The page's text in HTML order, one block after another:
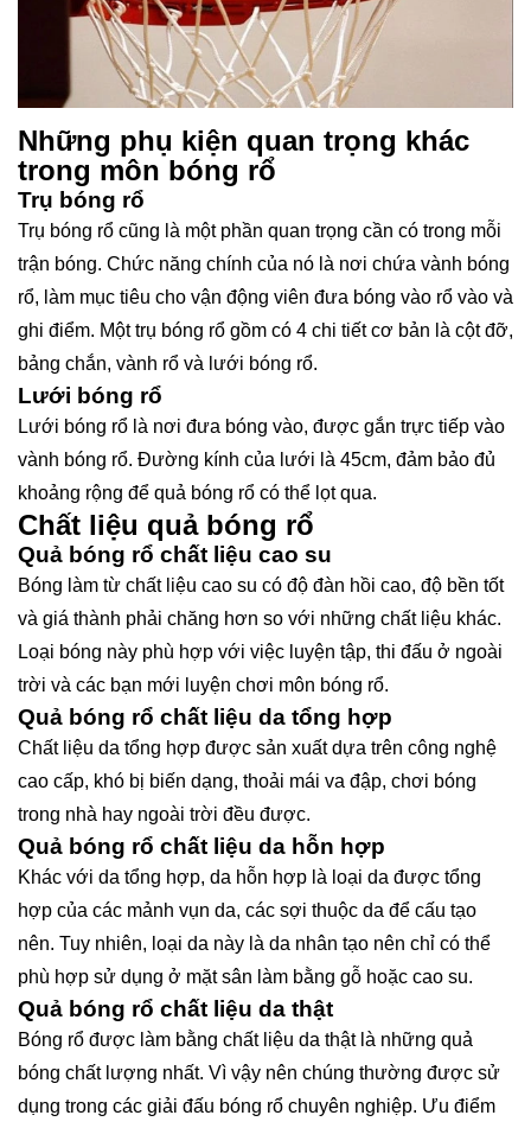
Những phụ kiện quan trọng khác
trong môn bóng rổ
Trụ bóng rổ
Trụ bóng rổ cũng là một phần quan trọng cần có trong mỗi
trận bóng. Chức năng chính của nó là nơi chứa vành bóng
rổ, làm mục tiêu cho vận động viên đưa bóng vào rổ vào và
ghi điểm. Một trụ bóng rổ gồm có 4 chi tiết cơ bản là cột đỡ,
bảng chắn, vành rổ và lưới bóng rổ.
Lưới bóng rổ
Lưới bóng rổ là nơi đưa bóng vào, được gắn trực tiếp vào
vành bóng rổ. Đường kính của lưới là 45cm, đảm bảo đủ
khoảng rộng để quả bóng rổ có thể lọt qua.
Chất liệu quả bóng rổ
Quả bóng rổ chất liệu cao su
Bóng làm từ chất liệu cao su có độ đàn hồi cao, độ bền tốt
và giá thành phải chăng hơn so với những chất liệu khác.
Loại bóng này phù hợp với việc luyện tập, thi đấu ở ngoài
trời và các bạn mới luyện chơi môn bóng rổ.
Quả bóng rổ chất liệu da tổng hợp
Chất liệu da tổng hợp được sản xuất dựa trên công nghệ
cao cấp, khó bị biến dạng, thoải mái va đập, chơi bóng
trong nhà hay ngoài trời đều được.
Quả bóng rổ chất liệu da hỗn hợp
Khác với da tổng hợp, da hỗn hợp là loại da được tổng
hợp của các mảnh vụn da, các sợi thuộc da để cấu tạo
nên. Tuy nhiên, loại da này là da nhân tạo nên chỉ có thể
phù hợp sử dụng ở mặt sân làm bằng gỗ hoặc cao su.
Quả bóng rổ chất liệu da thật
Bóng rổ được làm bằng chất liệu da thật là những quả
bóng chất lượng nhất. Vì vậy nên chúng thường được sử
dụng trong các giải đấu bóng rổ chuyên nghiệp. Ưu điểm